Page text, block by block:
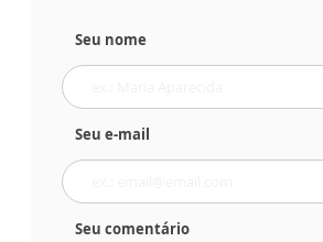
Seu nome
Seu e-mail
Seu comentário